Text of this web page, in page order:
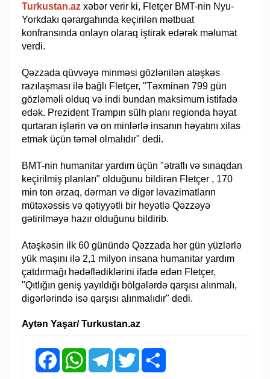
Turkustan.az xəbər verir ki, Fletçer BMT-nin Nyu-
Yorkdakı qərargahında keçirilən mətbuat
konfransında onlayn olaraq iştirak edərək məlumat
verdi.
Qəzzada qüvvəyə minməsi gözlənilən atəşkəs
razılaşması ilə bağlı Fletçer, "Təxminən 799 gün
gözləməli olduq və indi bundan maksimum istifadə
edək. Prezident Trampın sülh planı regionda həyat
qurtaran işlərin və on minlərlə insanın həyatını xilas
etmək üçün təməl olmalıdır" dedi.
BMT-nin humanitar yardım üçün "ətraflı və sınaqdan
keçirilmiş planları" olduğunu bildirən Fletçer , 170
min ton ərzaq, dərman və digər ləvazimatların
mütəxəssis və qətiyyətli bir heyətlə Qəzzəyə
gətirilməyə hazır olduğunu bildirib.
Atəşkəsin ilk 60 günündə Qəzzada hər gün yüzlərlə
yük maşını ilə 2,1 milyon insana humanitar yardım
çatdırmağı hədəflədiklərini ifadə edən Fletçer,
"Qıtlığın geniş yayıldığı bölgələrdə qarşısı alınmalı,
digərlərində isə qarşısı alınmalıdır" dedi.
Aytən Yaşar/ Turkustan.az
FacebookWhatsAppTelegramTwitter